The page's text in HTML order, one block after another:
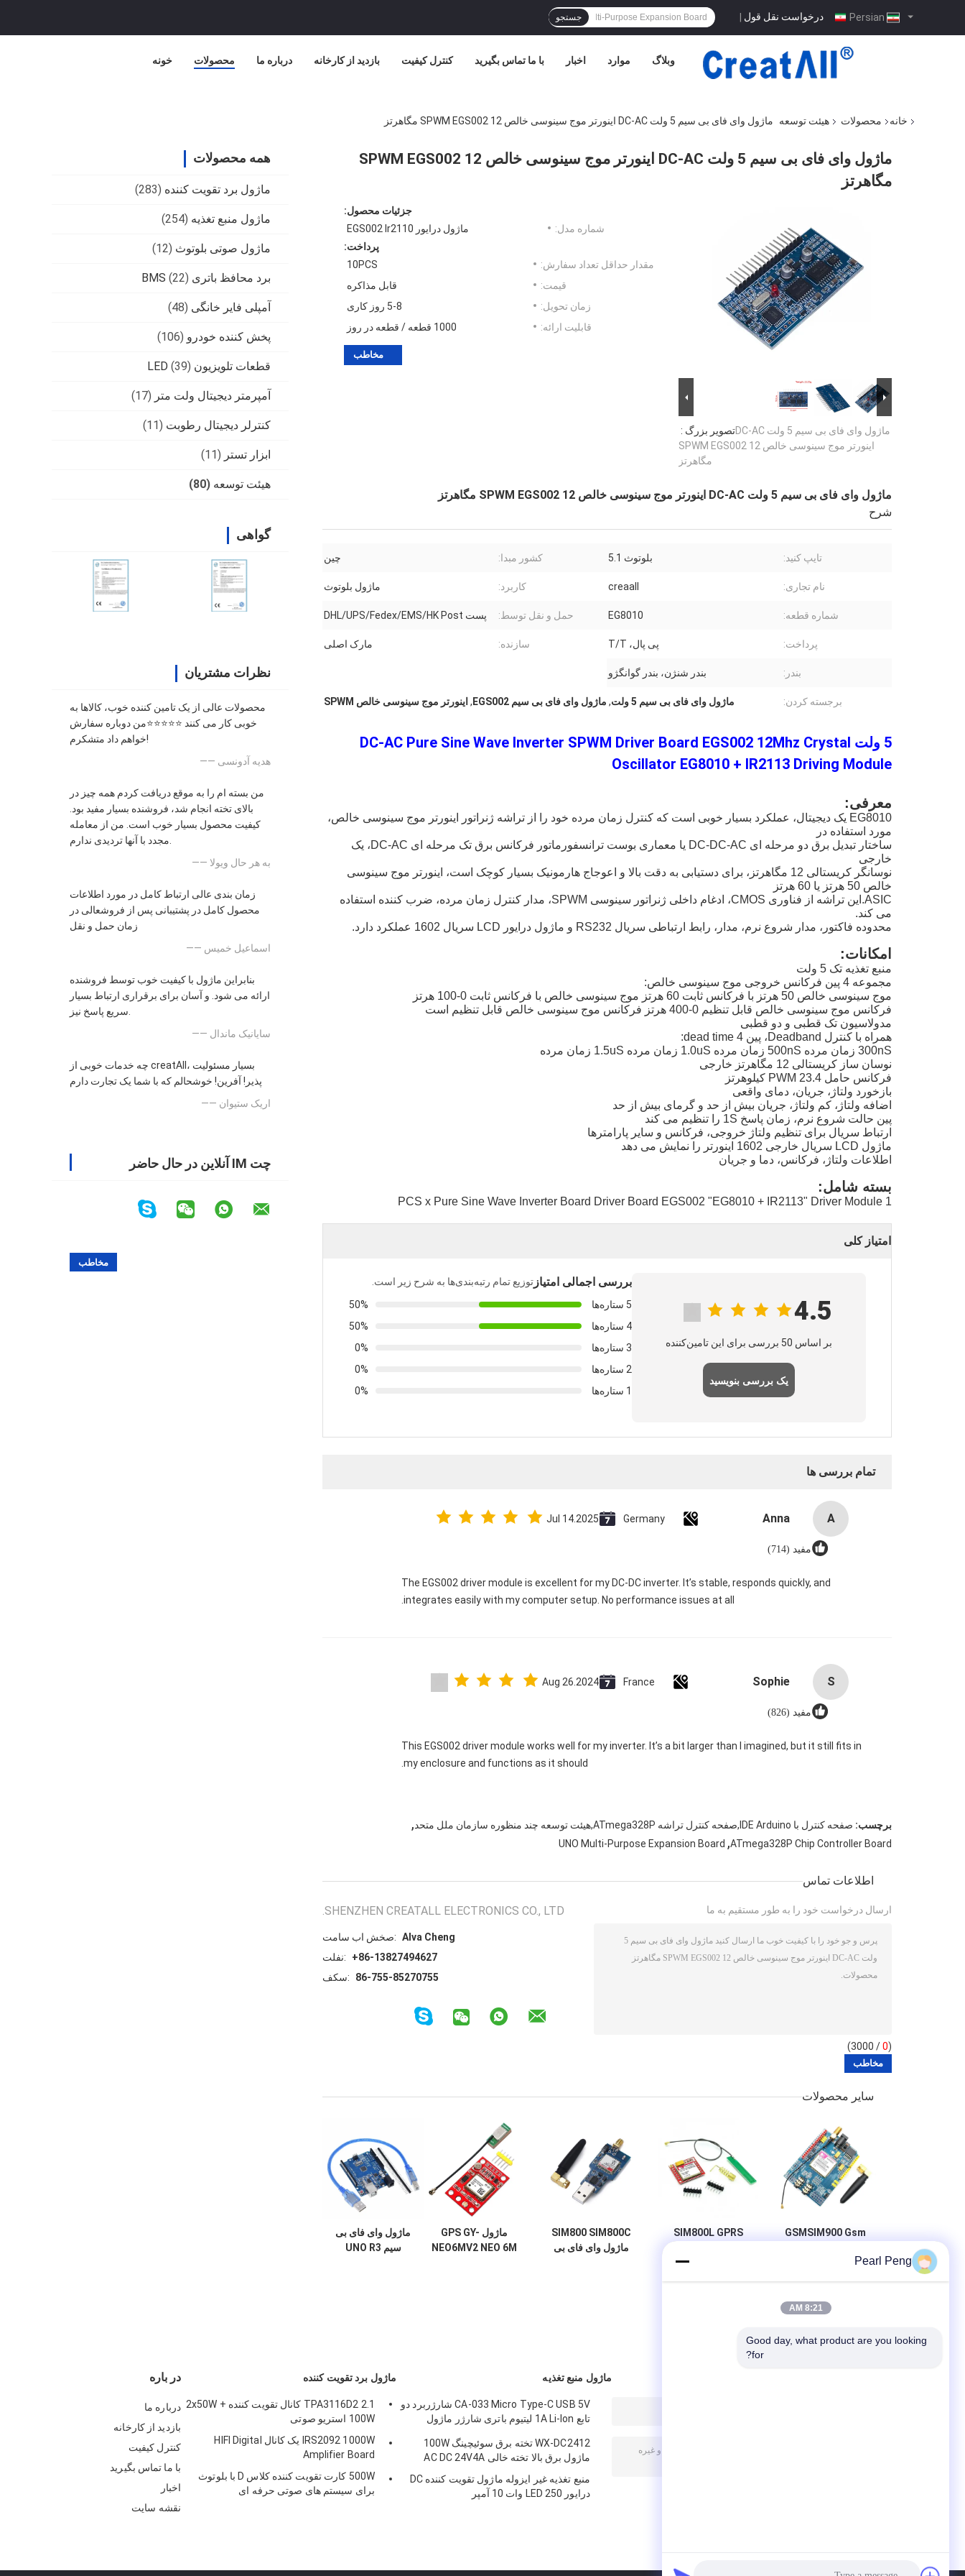
درخواست نقل قول | جستجو
خونه محصولات درباره ما بازدید از کارخانه کنترل کیفیت با ما تماس بگیرید اخبار موارد وبلاگ
خانه محصولات هیئت توسعه ماژول وای فای بی سیم 5 ولت DC-AC اینورتر موج سینوسی خالص SPWM EGS002 12 مگاهرتز
همه محصولات
ماژول برد تقویت کننده (283)
ماژول منبع تغذیه (254)
ماژول صوتی بلوتوث (12)
برد محافظ باتری BMS (22)
آمپلی فایر خانگی (48)
پخش کننده خودرو (106)
قطعات تلویزیون LED (39)
آمپرمتر دیجیتال ولت متر (17)
کنترلر دیجیتال رطوبت (11)
ابزار تستر (11)
هیئت توسعه (80)
گواهی
نظرات مشتریان
محصولات عالی از یک تامین کننده خوب، کالاها به
خوبی کار می کنند ⭐⭐⭐⭐⭐من دوباره سفارش
خواهم داد متشکرم!
—— هدیه آدونسی
من بسته ام را به موقع دریافت کردم همه چیز در
بالای تخته انجام شد، فروشنده بسیار مفید بود.
کیفیت محصول بسیار خوب است. من از معامله
مجدد با آنها تردیدی ندارم.
—— به هر حال ویولا
زمان بندی عالی ارتباط کامل در مورد اطلاعات
محصول کامل در پشتیبانی پس از فروشعالی در
زمان حمل و نقل
—— اسماعیل خمیس
بنابراین ماژول با کیفیت خوب توسط فروشنده
ارائه می شود. و آسان برای برقراری ارتباط بسیار
سریع پاسخ نیز.
—— سایانیک ماندال
چه خدمات خوبی از creatAll، بسیار مسئولیت
پذیر! آفرین! خوشحالم که با شما یک تجارت دارم
—— اریک ستیوان
چت IM آنلاین در حال حاضر
ماژول وای فای بی سیم 5 ولت DC-AC اینورتر موج سینوسی خالص SPWM EGS002 12
مگاهرتز
تصویر بزرگ :ماژول وای فای بی سیم 5 ولت DC-AC
اینورتر موج سینوسی خالص SPWM EGS002 12
مگاهرتز
جزئیات محصول:
شماره مدل:
ماژول درایور EGS002 Ir2110
پرداخت:
مقدار حداقل تعداد سفارش:
10PCS
قیمت:
قابل مذاکره
زمان تحویل:
5-8 روز کاری
قابلیت ارائه:
1000 قطعه / قطعه در روز
مخاطب
ماژول وای فای بی سیم 5 ولت DC-AC اینورتر موج سینوسی خالص SPWM EGS002 12 مگاهرتز
شرح
تایپ کنید: بلوتوث 5.1 کشور مبدا: چین
نام تجاری: creaall کاربرد: ماژول بلوتوث
شماره قطعه: EG8010 حمل و نقل توسط: پست DHL/UPS/Fedex/EMS/HK Post
پرداخت: پی پال، T/T سازنده: مارک اصلی
بندر: بندر شنژن، بندر گوانگژو
برجسته کردن: ماژول وای فای بی سیم 5 ولت , ماژول وای فای بی سیم EGS002 , اینورتر موج سینوسی خالص SPWM
5 ولت DC-AC Pure Sine Wave Inverter SPWM Driver Board EGS002 12Mhz Crystal
Oscillator EG8010 + IR2113 Driving Module
معرفی:
EG8010 یک دیجیتال، عملکرد بسیار خوبی است که کنترل زمان مرده خود را از تراشه ژنراتور اینورتر موج سینوسی خالص،
مورد استفاده در
ساختار تبدیل برق دو مرحله ای DC-DC-AC یا معماری بوست ترانسفورماتور فرکانس برق تک مرحله ای DC-AC، یک
خارجی
نوسانگر کریستالی 12 مگاهرتز، برای دستیابی به دقت بالا و اعوجاج هارمونیک بسیار کوچک است، اینورتر موج سینوسی
خالص 50 هرتز یا 60 هرتز
ASIC.این تراشه از فناوری CMOS، ادغام داخلی ژنراتور سینوسی SPWM، مدار کنترل زمان مرده، ضرب کننده استفاده
می کند.
محدوده فاکتور، مدار شروع نرم، مدار، رابط ارتباطی سریال RS232 و ماژول درایور LCD سریال 1602 عملکرد دارد.
امکانات:
منبع تغذیه تک 5 ولت
مجموعه 4 پین فرکانس خروجی موج سینوسی خالص:
موج سینوسی خالص 50 هرتز با فرکانس ثابت 60 هرتز موج سینوسی خالص با فرکانس ثابت 0-100 هرتز
فرکانس موج سینوسی خالص قابل تنظیم 0-400 هرتز فرکانس موج سینوسی خالص قابل تنظیم است
مدولاسیون تک قطبی و دو قطبی
همراه با کنترل Deadband، پین 4 dead time:
300nS زمان مرده 500nS زمان مرده 1.0uS زمان مرده 1.5uS زمان مرده
نوسان ساز کریستالی 12 مگاهرتز خارجی
فرکانس حامل PWM 23.4 کیلوهرتز
بازخورد ولتاژ، جریان، دمای واقعی
اضافه ولتاژ، کم ولتاژ، جریان بیش از حد و گرمای بیش از حد
پین حالت شروع نرم، زمان پاسخ 1S را تنظیم می کند
ارتباط سریال برای تنظیم ولتاژ خروجی، فرکانس و سایر پارامترها
ماژول LCD سریال خارجی 1602 اینورتر را نمایش می دهد
اطلاعات ولتاژ، فرکانس، دما و جریان
بسته شامل:
1 PCS x Pure Sine Wave Inverter Board Driver Board EGS002 "EG8010 + IR2113" Driver Module
امتیاز کلی
4.5
بر اساس 50 بررسی برای این تامین‌کننده
یک بررسی بنویسید
بررسی اجمالی امتیاز توزیع تمام رتبه‌بندی‌ها به شرح زیر است.
5 ستاره‌ها
50%
4 ستاره‌ها
50%
3 ستاره‌ها
0%
2 ستاره‌ها
0%
1 ستاره‌ها
0%
تمام بررسی ها
A
Anna
Germany
Jul 14.2025
مفید (714)
The EGS002 driver module is excellent for my DC-DC inverter. It’s stable, responds quickly, and
integrates easily with my computer setup. No performance issues at all.
S
Sophie
France
Aug 26.2024
مفید (826)
This EGS002 driver module works well for my inverter. It’s a bit larger than I imagined, but it still fits in
my enclosure and functions as it should.
برچسب: صفحه کنترل با IDE Arduino,صفحه کنترل تراشه ATmega328P,هیئت توسعه چند منظوره سازمان ملل متحد ,
ATmega328P Chip Controller Board
,
UNO Multi-Purpose Expansion Board
اطلاعات تماس
SHENZHEN CREATALL ELECTRONICS CO., LTD.
تماس با شخص: Alva Cheng
تلفن:
+86-13827494627
فکس:
86-755-85270755
ارسال درخواست خود را به طور مستقیم به ما
(
0
/ 3000)
سایر محصولات
GSMSIM900 Gsm
Board GPRS SMS
SIM800L GPRS
Card Core Quad
SIM800 SIM800C
ماژول وای فای بی
ماژول GPS GY-
NEO6MV2 NEO 6M
ماژول وای فای بی
سیم UNO R3
در باره
درباره ما
بازدید از کارخانه
کنترل کیفیت
با ما تماس بگیرید
اخبار
نقشه سایت
ماژول برد تقویت کننده
TPA3116D2 2.1 کانال تقویت کننده 2x50W +
100W استریو صوتی
IRS2092 1000W یک کانال HIFI Digital
Amplifier Board
500W کارت تقویت کننده کلاس D با بلوتوث
برای سیستم های صوتی حرفه ای
ماژول منبع تغذیه
CA-033 Micro Type-C USB 5V شارژربرد دو
تابع 1A Li-Ion لیتیوم باتری شارژر ماژول
WX-DC2412 تخته برق سوئیچینگ 100W
ماژول برق بالا تخته خالی AC DC 24V4A
منبع تغذیه غیر ایزوله ماژول تقویت کننده DC
درایور LED 250 وات 10 آمپر
Pearl Peng
8:21 AM
Good day, what product are you looking
for?